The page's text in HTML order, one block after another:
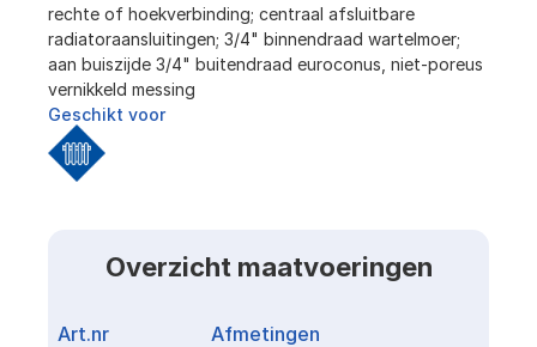
rechte of hoekverbinding; centraal afsluitbare
radiatoraansluitingen; 3/4" binnendraad wartelmoer;
aan buiszijde 3/4" buitendraad euroconus, niet-poreus
vernikkeld messing
Geschikt voor
Overzicht maatvoeringen
Art.nr Afmetingen